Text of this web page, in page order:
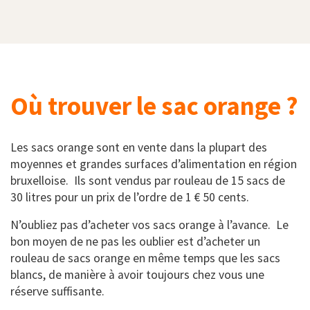
Où trouver le sac orange ?
Les sacs orange sont en vente dans la plupart des
moyennes et grandes surfaces d’alimentation en région
bruxelloise. Ils sont vendus par rouleau de 15 sacs de
30 litres pour un prix de l’ordre de 1 € 50 cents.
N’oubliez pas d’acheter vos sacs orange à l’avance. Le
bon moyen de ne pas les oublier est d’acheter un
rouleau de sacs orange en même temps que les sacs
blancs, de manière à avoir toujours chez vous une
réserve suffisante.